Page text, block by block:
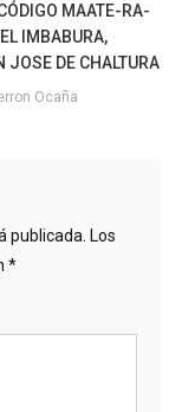
MAATE-RA-
IMBABURA,
JOSE DE CHALTURA
Ocaña
publicada. Los
*